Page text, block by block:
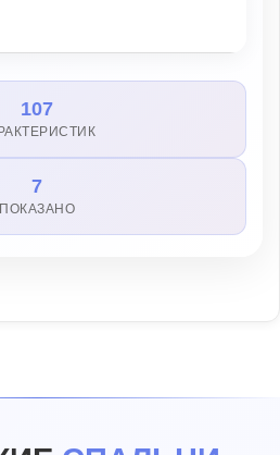
107
7
ПОКАЗАНО